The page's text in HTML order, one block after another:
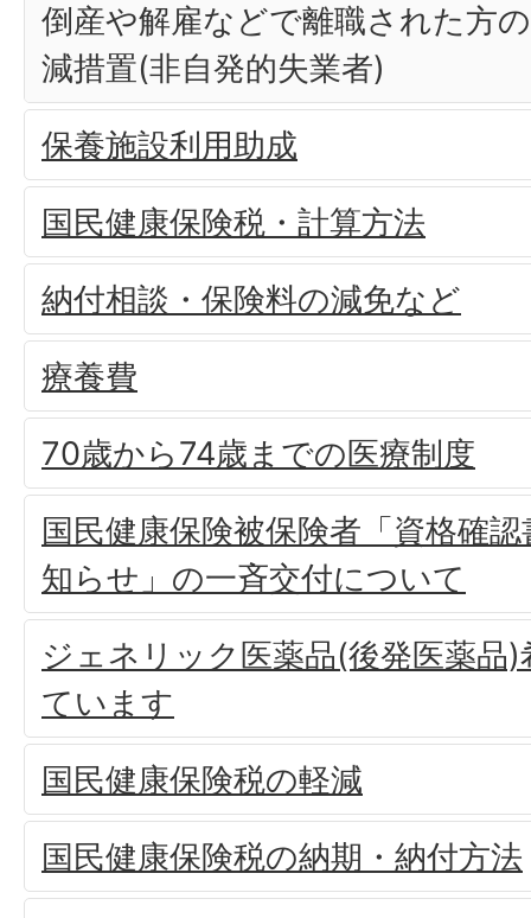
倒産や解雇などで離職された方
減措置(非自発的失業者)
保養施設利用助成
国民健康保険税・計算方法
納付相談・保険料の減免など
療養費
70歳から74歳までの医療制度
国民健康保険被保険者「資格確
知らせ」の一斉交付について
ジェネリック医薬品(後発医薬品
ています
国民健康保険税の軽減
国民健康保険税の納期・納付方法